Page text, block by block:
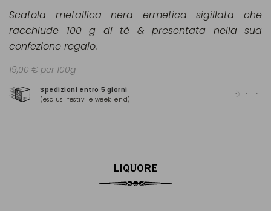
Spedizioni entro 5 giorni
(esclusi festivi e week-end)
Scatola metallica nera ermetica sigillata che
racchiude 100 g di tè & presentata nella sua
confezione regalo.
19,00 € per 100g
LIQUORE